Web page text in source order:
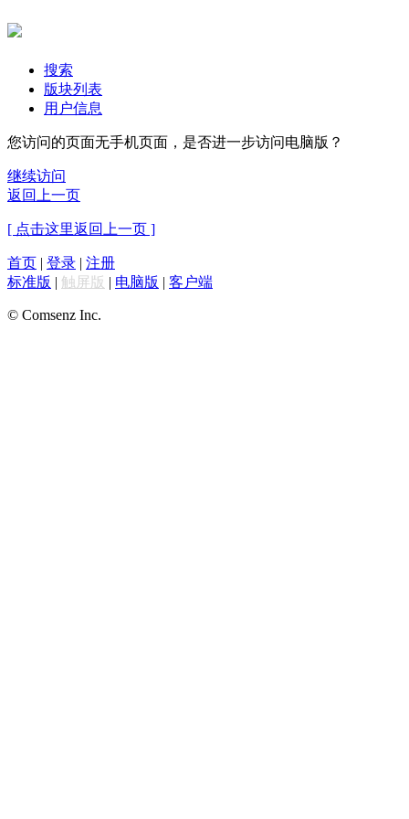
搜索
版块列表
用户信息
您访问的页面无手机页面，是否进一步访问电脑版？
继续访问
返回上一页
[ 点击这里返回上一页 ]
首页 | 登录 | 注册
标准版 | 触屏版 | 电脑版 | 客户端
© Comsenz Inc.